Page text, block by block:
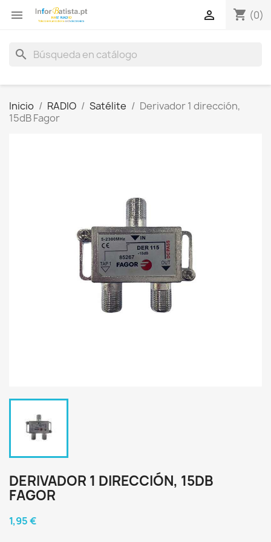
 shopping_cart (0)

search
Inicio RADIO Satélite
Derivador 1 dirección,
15dB Fagor
DERIVADOR 1 DIRECCIÓN, 15DB
FAGOR
1,95 €